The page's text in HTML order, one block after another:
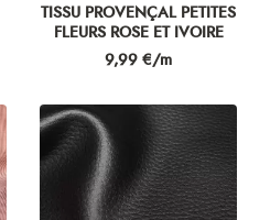
TISSU PROVENÇAL PETITES
FLEURS ROSE ET IVOIRE
Prix
9,99 €/m